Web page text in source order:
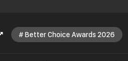
Better Choice Awards 2026